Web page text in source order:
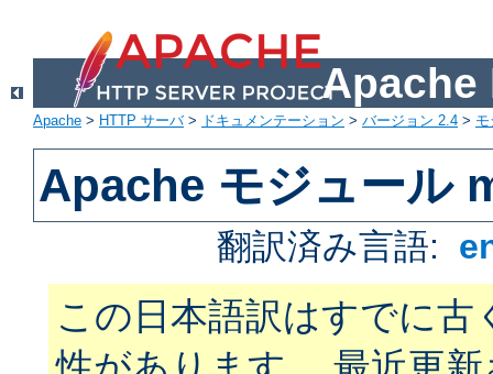
Apache
Apache > HTTP サーバ> ドキュメンテーション > バージョン 2.4 >
Apache モジュール
翻訳済み言語:
この日本語訳はすでに古